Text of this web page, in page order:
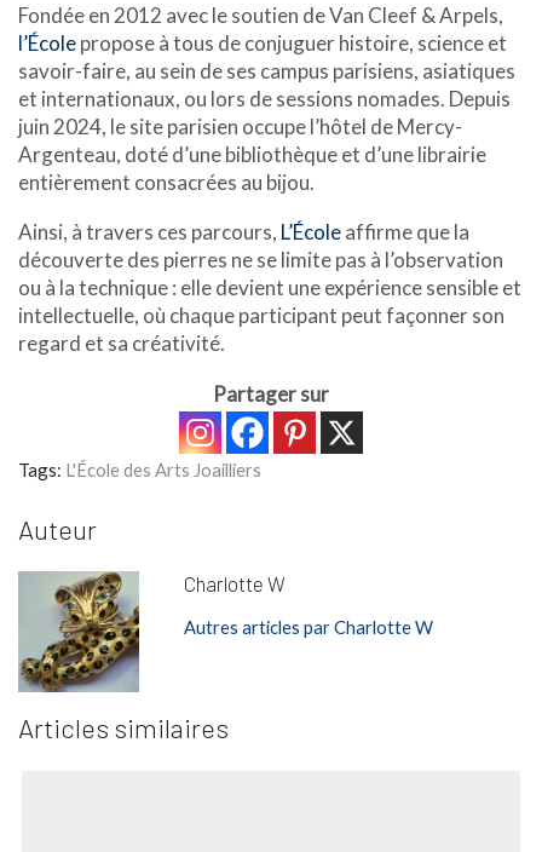
Fondée en 2012 avec le soutien de Van Cleef & Arpels,
l’Écolepropose à tous de conjuguer histoire, science et
savoir-faire, au sein de ses campus parisiens, asiatiques
et internationaux, ou lors de sessions nomades. Depuis
juin 2024, le site parisien occupe l’hôtel de Mercy-
Argenteau, doté d’une bibliothèque et d’une librairie
entièrement consacrées au bijou.
Ainsi, à travers ces parcours, L’Écoleaffirme que la
découverte des pierres ne se limite pas à l’observation
ou à la technique : elle devient une expérience sensible et
intellectuelle, où chaque participant peut façonner son
regard et sa créativité.
Partager sur
Tags: L'École des Arts Joailliers
Auteur
Charlotte W
Autres articles par Charlotte W
Articles similaires